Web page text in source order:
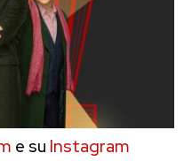
e su Instagram